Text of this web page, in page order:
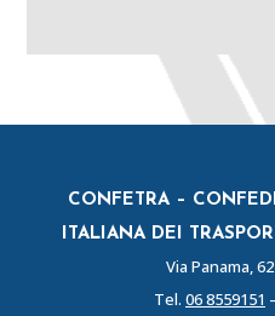
CONFETRA –
ITALIANA DEI
Via Panama,
Tel. 06 8559151